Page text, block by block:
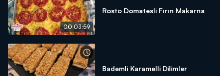
4 Adet Domates
500 gr Kıyma
2 Diş Sarımsak
1 Kase Bezelye
Karabiber
00:03:59
Rosto Domatesli Fırın Makarna
Bademli Karamelli Dilimler